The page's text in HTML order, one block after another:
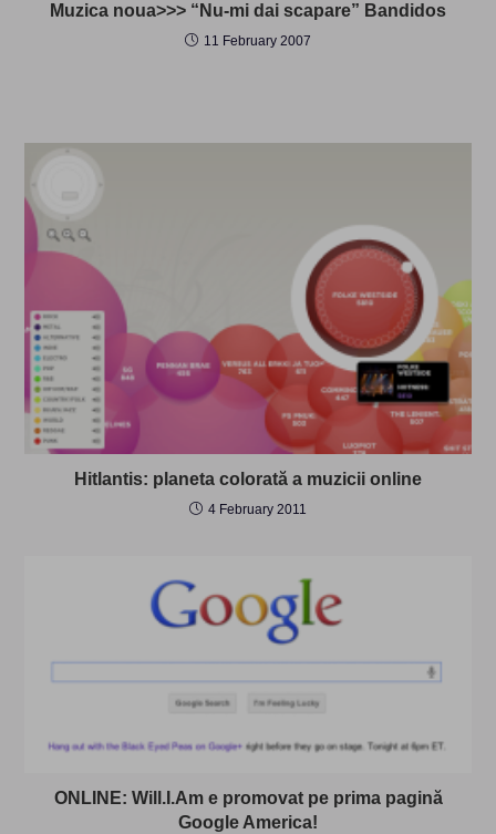
Muzica noua>>> “Nu-mi dai scapare” Bandidos
11 February 2007
Hitlantis: planeta colorată a muzicii online
4 February 2011
ONLINE: Will.I.Am e promovat pe prima pagină
Google America!